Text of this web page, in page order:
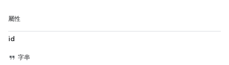
屬性
id
字串